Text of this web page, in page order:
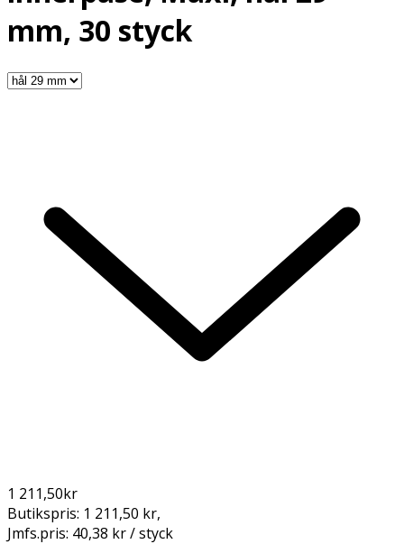
mm, 30 styck
1 211,50kr
Butikspris: 1 211,50 kr,
Jmfs.pris: 40,38 kr / styck